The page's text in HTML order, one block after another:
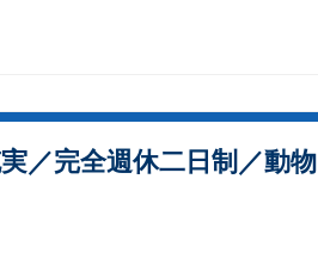
／完全週休二日制／動物